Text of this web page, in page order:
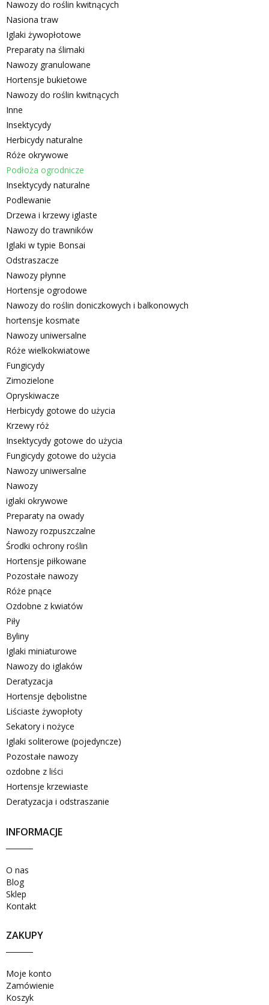
Nawozy do roślin kwitnących
Nasiona traw
Iglaki żywopłotowe
Preparaty na ślimaki
Nawozy granulowane
Hortensje bukietowe
Nawozy do roślin kwitnących
Inne
Insektycydy
Herbicydy naturalne
Róże okrywowe
Podłoża ogrodnicze
Insektycydy naturalne
Podlewanie
Drzewa i krzewy iglaste
Nawozy do trawników
Iglaki w typie Bonsai
Odstraszacze
Nawozy płynne
Hortensje ogrodowe
Nawozy do roślin doniczkowych i balkonowych
hortensje kosmate
Nawozy uniwersalne
Róże wielkokwiatowe
Fungicydy
Zimozielone
Opryskiwacze
Herbicydy gotowe do użycia
Krzewy róż
Insektycydy gotowe do użycia
Fungicydy gotowe do użycia
Nawozy uniwersalne
Nawozy
iglaki okrywowe
Preparaty na owady
Nawozy rozpuszczalne
Środki ochrony roślin
Hortensje piłkowane
Pozostałe nawozy
Róże pnące
Ozdobne z kwiatów
Piły
Byliny
Iglaki miniaturowe
Nawozy do iglaków
Deratyzacja
Hortensje dębolistne
Liściaste żywopłoty
Sekatory i nożyce
Iglaki soliterowe (pojedyncze)
Pozostałe nawozy
ozdobne z liści
Hortensje krzewiaste
Deratyzacja i odstraszanie
INFORMACJE
O nas
Blog
Sklep
Kontakt
ZAKUPY
Moje konto
Zamówienie
Koszyk